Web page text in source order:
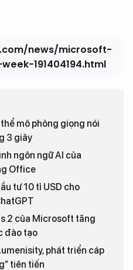
news/microsoft-
191404194.html
mô phỏng giọng nói
3 giây
ngôn ngữ AI của
Office
tư 10 tỉ USD cho
2 của Microsoft tăng
đào tạo
phát triển cáp
tiên tiến